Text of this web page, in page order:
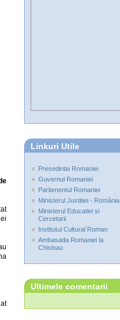
Linkuri Utile
Presedintia Romaniei
Guvernul Romaniei
Parlamentul Romaniei
Ministerul Justitiei - România
Ministerul Educatiei si
Cercetarii
Institutul Cultural Roman
Ambasada Romaniei la
Chisinau
Ultimele comentarii